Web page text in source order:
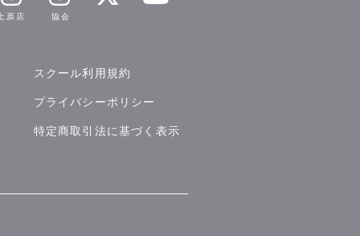
​上原店 ​協会
​スクール利用規約
​プライバシーポリシー
​特定商取引法に基づく表示